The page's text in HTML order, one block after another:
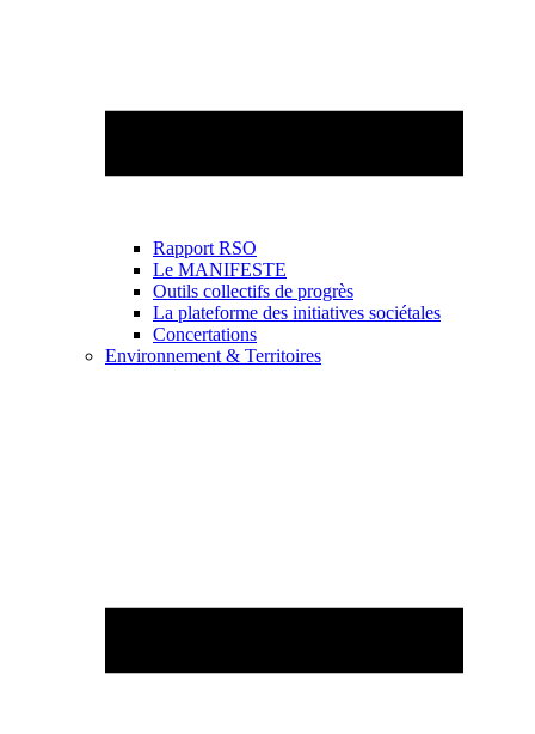
Rapport RSO
Le MANIFESTE
Outils collectifs de progrès
La plateforme des initiatives sociétales
Concertations
Environnement & Territoires